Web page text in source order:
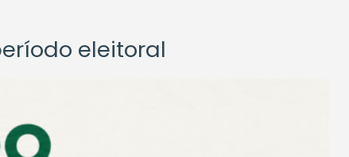
eleitoral